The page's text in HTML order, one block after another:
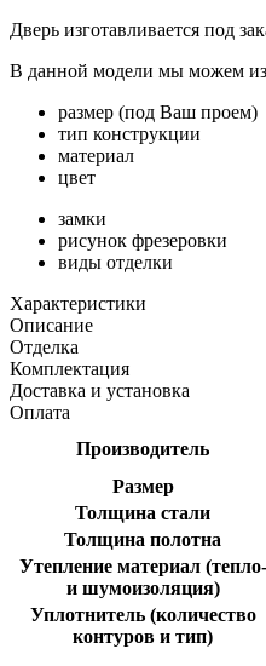
Дверь изготавливается под
В данной модели мы можем
размер (под Ваш проем)
тип конструкции
материал
цвет
замки
рисунок фрезеровки
виды отделки
Характеристики
Описание
Отделка
Комплектация
Доставка и установка
Оплата
Производитель
Размер
Толщина стали
Толщина полотна
Утепление материал (тепло-
и шумоизоляция)
Уплотнитель (количество
контуров и тип)